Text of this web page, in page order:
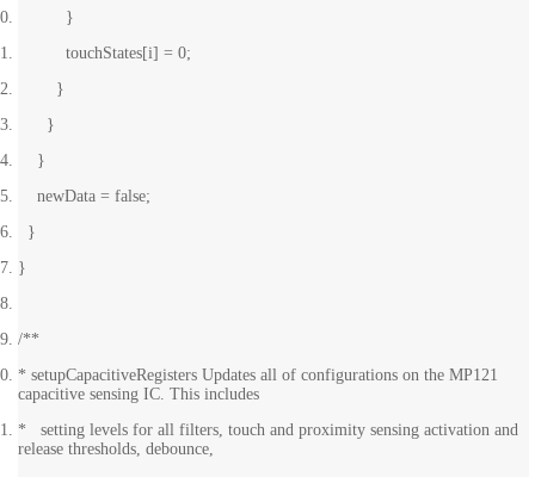
}
touchStates[i] = 0;
}
}
}
newData = false;
}
}
/**
* setupCapacitiveRegisters Updates all of configurations on the MP121
capacitive sensing IC. This includes
* setting levels for all filters, touch and proximity sensing activation and
release thresholds, debounce,